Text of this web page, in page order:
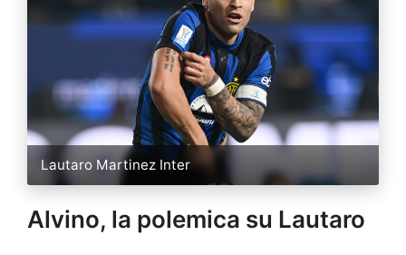
Lautaro Martinez Inter
Alvino, la polemica su Lautaro